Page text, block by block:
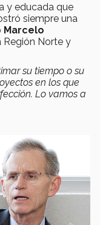
y educada que
siempre una
Marcelo
Región Norte y
su tiempo o su
en los que
Lo vamos a